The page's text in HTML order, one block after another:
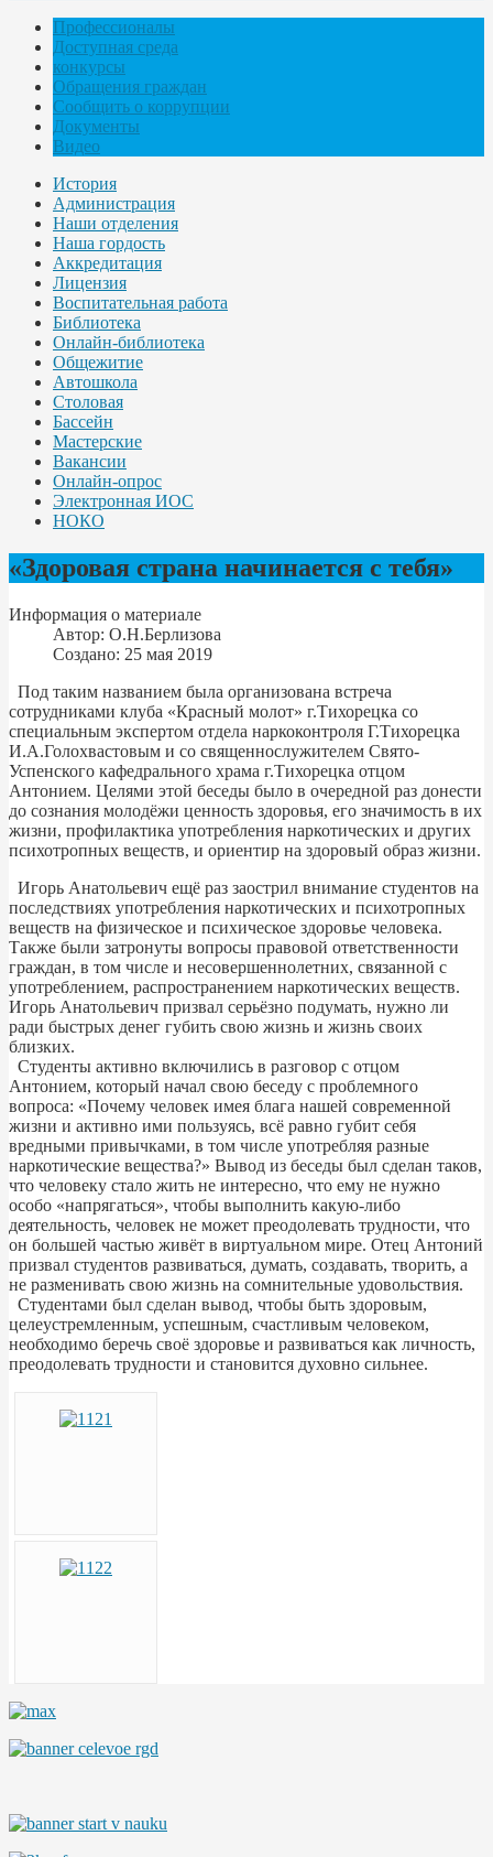
Профессионалы
Доступная среда
конкурсы
Обращения граждан
Сообщить о коррупции
Документы
Видео
История
Администрация
Наши отделения
Наша гордость
Аккредитация
Лицензия
Воспитательная работа
Библиотека
Онлайн-библиотека
Общежитие
Автошкола
Столовая
Бассейн
Мастерские
Вакансии
Онлайн-опрос
Электронная ИОС
НОКО
«Здоровая страна начинается с тебя»
Информация о материале
Автор: О.Н.Берлизова
Создано: 25 мая 2019
Под таким названием была организована встреча
сотрудниками клуба «Красный молот» г.Тихорецка со
специальным экспертом отдела наркоконтроля Г.Тихорецка
И.А.Голохвастовым и со священнослужителем Свято-
Успенского кафедрального храма г.Тихорецка отцом
Антонием. Целями этой беседы было в очередной раз донести
до сознания молодёжи ценность здоровья, его значимость в их
жизни, профилактика употребления наркотических и других
психотропных веществ, и ориентир на здоровый образ жизни.
Игорь Анатольевич ещё раз заострил внимание студентов на
последствиях употребления наркотических и психотропных
веществ на физическое и психическое здоровье человека.
Также были затронуты вопросы правовой ответственности
граждан, в том числе и несовершеннолетних, связанной с
употреблением, распространением наркотических веществ.
Игорь Анатольевич призвал серьёзно подумать, нужно ли
ради быстрых денег губить свою жизнь и жизнь своих
близких.
Студенты активно включились в разговор с отцом
Антонием, который начал свою беседу с проблемного
вопроса: «Почему человек имея блага нашей современной
жизни и активно ими пользуясь, всё равно губит себя
вредными привычками, в том числе употребляя разные
наркотические вещества?» Вывод из беседы был сделан таков,
что человеку стало жить не интересно, что ему не нужно
особо «напрягаться», чтобы выполнить какую-либо
деятельность, человек не может преодолевать трудности, что
он большей частью живёт в виртуальном мире. Отец Антоний
призвал студентов развиваться, думать, создавать, творить, а
не разменивать свою жизнь на сомнительные удовольствия.
Студентами был сделан вывод, чтобы быть здоровым,
целеустремленным, успешным, счастливым человеком,
необходимо беречь своё здоровье и развиваться как личность,
преодолевать трудности и становится духовно сильнее.